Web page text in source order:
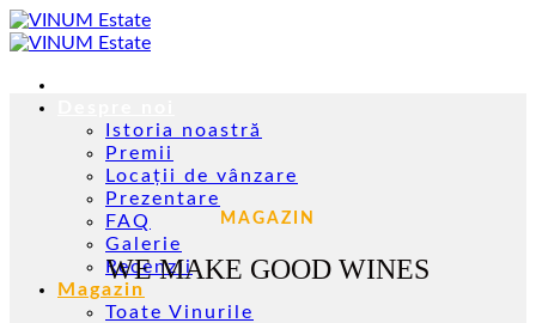
Skip
to
Istoria noastră
Premii
Locații de vânzare
Prezentare
FAQ
Galerie
Recenzii
Magazin
Toate Vinurile
MAGAZIN
WE MAKE GOOD WINES